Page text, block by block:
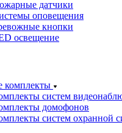
датчики
оповещения
кнопки
освещение
комплекты
систем
домофонов
систем охранной